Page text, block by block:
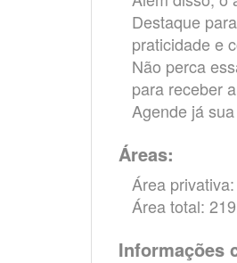
Destaque
praticidade e
Não perca
para receber
Agende já
Áreas:
Área
Área total:
Informações